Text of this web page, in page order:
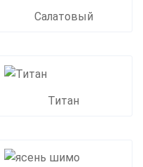
Салатовый
Титан